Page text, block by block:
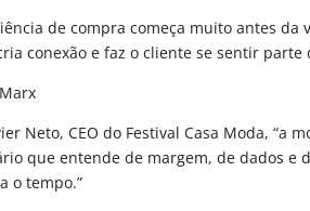
de compra começa muito antes
conexão e faz o cliente se sentir parte
Neto, CEO do Festival Casa Moda, “a
que entende de margem, de dados e
o tempo.”